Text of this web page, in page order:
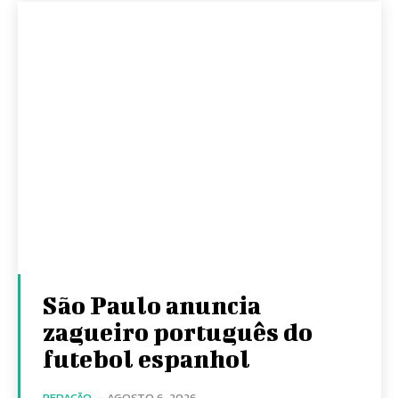
São Paulo anuncia
zagueiro português do
futebol espanhol